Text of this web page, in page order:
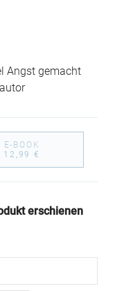
Angst gemacht
E-BOOK
12,99 €
erschienen